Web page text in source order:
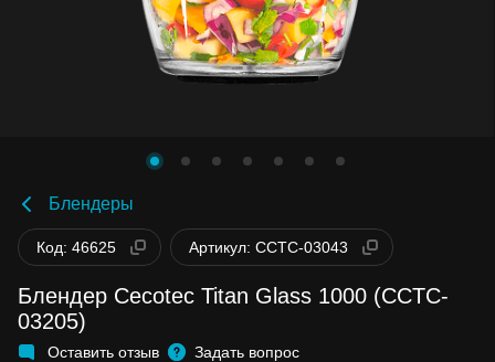
Блендеры
Код: 46625 Артикул: CCTC-03043
Блендер Cecotec Titan Glass 1000 (CCTC-
03205)
Оставить отзыв Задать вопрос